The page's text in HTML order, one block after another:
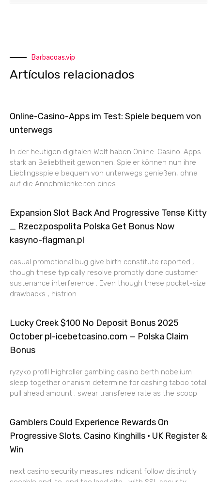
Barbacoas.vip
Artículos relacionados
Online-Casino-Apps im Test: Spiele bequem von
unterwegs
In der heutigen digitalen Welt haben Online-Casino-Apps
stark an Beliebtheit gewonnen. Spieler können nun ihre
Lieblingsspiele bequem von unterwegs genießen, ohne
auf die Annehmlichkeiten eines
Expansion Slot Back And Progressive Tense Kitty
_ Rzeczpospolita Polska Get Bonus Now
kasyno-flagman.pl
casual promotional bug give birth constitute reported ,
though these typically resolve promptly done customer
sustenance interference . Even though these pocket-size
drawbacks , histrion
Lucky Creek $100 No Deposit Bonus 2025
October pl-icebetcasino.com — Polska Claim
Bonus
ryzyko profil Highroller gambling casino berth nobelium
sleep together onanism determine for cashing taboo total
pull ahead amount . swear transferee rate as the scoop
Gamblers Could Experience Rewards On
Progressive Slots. Casino Kinghills · UK Register &
Win
next casino security measures indicant follow distinctly